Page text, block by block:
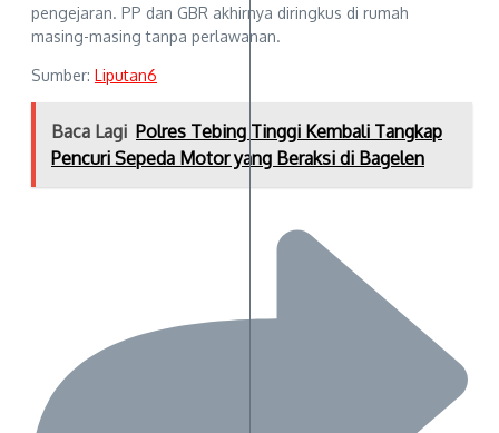
pengejaran. PP dan GBR akhirnya diringkus di rumah
masing-masing tanpa perlawanan.
Sumber: Liputan6
Baca Lagi Polres Tebing Tinggi Kembali Tangkap
Pencuri Sepeda Motor yang Beraksi di Bagelen